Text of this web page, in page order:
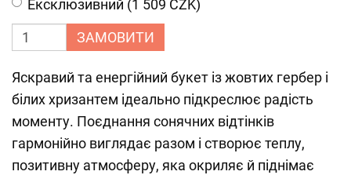
Ексклюзивний (1 509 CZK)
ЗАМОВИТИ
Яскравий та енергійний букет із жовтих гербер і
білих хризантем ідеально підкреслює радість
моменту. Поєднання сонячних відтінків
гармонійно виглядає разом і створює теплу,
позитивну атмосферу, яка окриляє й піднімає